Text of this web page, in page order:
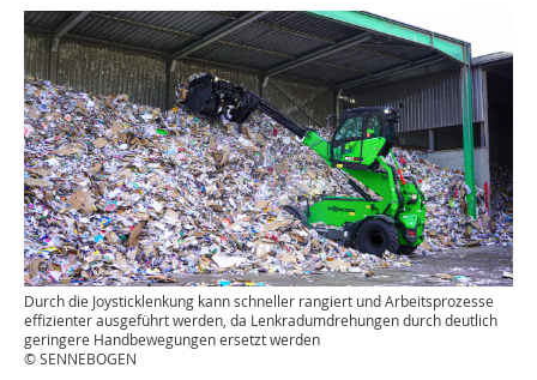
Durch die Joysticklenkung kann schneller rangiert und Arbeitsprozesse
effizienter ausgeführt werden, da Lenkradumdrehungen durch deutlich
geringere Handbewegungen ersetzt werden
© SENNEBOGEN